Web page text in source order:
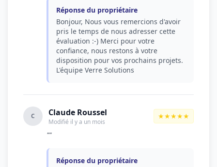
Réponse du propriétaire
Bonjour, Nous vous remercions d'avoir
pris le temps de nous adresser cette
évaluation :-) Merci pour votre
confiance, nous restons à votre
disposition pour vos prochains projets.
L'équipe Verre Solutions
C Claude Roussel
Modifié il y a un mois
★★★★★
""
Réponse du propriétaire